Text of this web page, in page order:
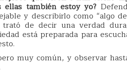
también estoy yo?
y describirlo como “algo
de decir una verdad
está preparada para
muy común, y observar